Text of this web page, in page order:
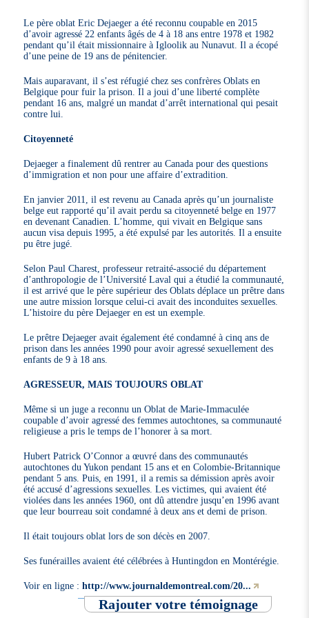
Le père oblat Eric Dejaeger a été reconnu coupable en 2015
d’avoir agressé 22 enfants âgés de 4 à 18 ans entre 1978 et 1982
pendant qu’il était missionnaire à Igloolik au Nunavut. Il a écopé
d’une peine de 19 ans de pénitencier.
Mais auparavant, il s’est réfugié chez ses confrères Oblats en
Belgique pour fuir la prison. Il a joui d’une liberté complète
pendant 16 ans, malgré un mandat d’arrêt international qui pesait
contre lui.
Citoyenneté
Dejaeger a finalement dû rentrer au Canada pour des questions
d’immigration et non pour une affaire d’extradition.
En janvier 2011, il est revenu au Canada après qu’un journaliste
belge eut rapporté qu’il avait perdu sa citoyenneté belge en 1977
en devenant Canadien. L’homme, qui vivait en Belgique sans
aucun visa depuis 1995, a été expulsé par les autorités. Il a ensuite
pu être jugé.
Selon Paul Charest, professeur retraité-associé du département
d’anthropologie de l’Université Laval qui a étudié la communauté,
il est arrivé que le père supérieur des Oblats déplace un prêtre dans
une autre mission lorsque celui-ci avait des inconduites sexuelles.
L’histoire du père Dejaeger en est un exemple.
Le prêtre Dejaeger avait également été condamné à cinq ans de
prison dans les années 1990 pour avoir agressé sexuellement des
enfants de 9 à 18 ans.
AGRESSEUR, MAIS TOUJOURS OBLAT
Même si un juge a reconnu un Oblat de Marie-Immaculée
coupable d’avoir agressé des femmes autochtones, sa communauté
religieuse a pris le temps de l’honorer à sa mort.
Hubert Patrick O’Connor a œuvré dans des communautés
autochtones du Yukon pendant 15 ans et en Colombie-Britannique
pendant 5 ans. Puis, en 1991, il a remis sa démission après avoir
été accusé d’agressions sexuelles. Les victimes, qui avaient été
violées dans les années 1960, ont dû attendre jusqu’en 1996 avant
que leur bourreau soit condamné à deux ans et demi de prison.
Il était toujours oblat lors de son décès en 2007.
Ses funérailles avaient été célébrées à Huntingdon en Montérégie.
Voir en ligne :http://www.journaldemontreal.com/20...
Rajouter votre témoignage